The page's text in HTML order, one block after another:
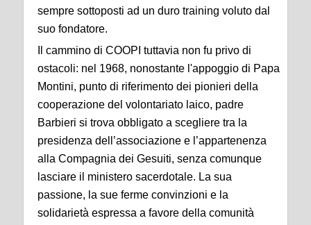
sempre sottoposti ad un duro training voluto dal
suo fondatore.
Il cammino di COOPI tuttavia non fu privo di
ostacoli: nel 1968, nonostante l'appoggio di Papa
Montini, punto di riferimento dei pionieri della
cooperazione del volontariato laico, padre
Barbieri si trova obbligato a scegliere tra la
presidenza dell’associazione e l’appartenenza
alla Compagnia dei Gesuiti, senza comunque
lasciare il ministero sacerdotale. La sua
passione, la sue ferme convinzioni e la
solidarietà espressa a favore della comunità